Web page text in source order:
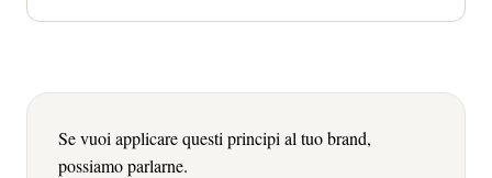
Se vuoi applicare questi principi al tuo brand,
possiamo parlarne.